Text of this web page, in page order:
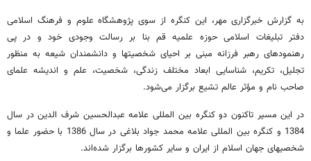
به گزارش خبرگزاری مهر، این کنگره از سوی پژوهشگاه علوم و فرهنگ اسلامی
دفتر تبلیغات اسلامی حوزه علمیه قم بنا بر رسالت وجودی خود و در پی
رهنمودهای رهبر فرزانه مبنی بر احیای شخصیتها و دانشمندان شیعه به منظور
تجلیل، تکریم، شناسایی ابعاد مختلف زندگی، شخصیت، علم و اندیشه علمای
صاحب نام و مؤثر عالم تشیع برگزار می‌شود.
در این مسیر تاکنون دو کنگره بین المللی علامه عبدالحسین شرف الدین در سال
1384 و کنگره بین المللی علامه محمد جواد بلاغی در سال 1386 با حضور علما و
شخصیهای جهان اسلام از ایران و سایر کشورها برگزار شده‌اند.